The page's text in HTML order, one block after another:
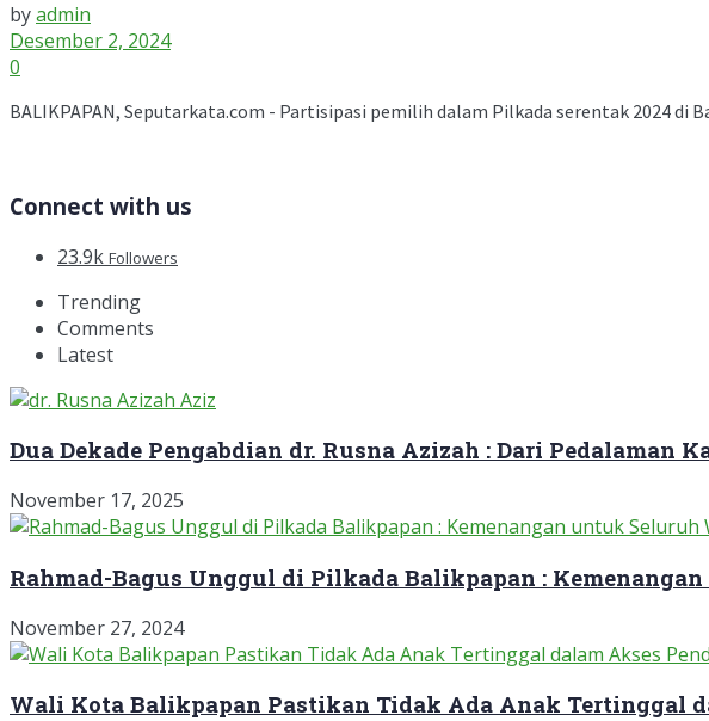
byadmin
Desember 2, 2024
0
BALIKPAPAN, Seputarkata.com - Partisipasi pemilih dalam Pilkada serentak 2024 di
Connect with us
23.9k Followers
Trending
Comments
Latest
Dua Dekade Pengabdian dr. Rusna Azizah : Dari
November 17, 2025
Rahmad-Bagus Unggul di Pilkada Balikpapan :
November 27, 2024
Wali Kota Balikpapan Pastikan Tidak Ada Anak Tertinggal